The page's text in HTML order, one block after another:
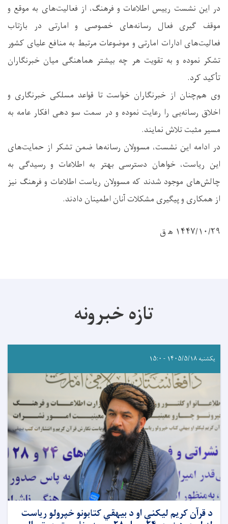
در این نشست رییس اطلاعات و فرهنگ، از فعالیت‌های به موقع و
موقف گیری فعال رسانه‌های خصوصی و امارتی در بازتاب
فعالیت‌های ادارات امارتی و موضوعات مرتبط به منافع علیای کشور
تشکر نموده و به تقویت هر چه بیشتر هماهنگی میان خبرنگاران
تأکید کرد.
وی هم‌چنان از خبرنگاران خواست تا قواعد مسلکی خبرنگاری و
اخلاق رسانه‌یی را رعایت نموده و در سمت سو دهی افکار عامه به
مسیر مثبت تلاش نمایند.
در ادامه این نشست، مسوولان رسانه‌ها ضمن تشکر از حمایت‌های
این ریاست، خواهان دسترسی بهتر به اطلاعات و رسیدگی به
چالش‌های موجود شدند که مسوولان ریاست اطلاعات و فرهنگ نیز
از همکاری و پیگیری مشکلات آنان اطمینان دادند.
۱۴۴۷/۱۰/۲۹ ه‍ ق
تازه خبرونه
یکشنبه ۱۴۰۵/۵/۱۸ - ۱۵:۰
د قرآن کریم لیکنې او د بیهقي کتابونو خپرولو ریاست